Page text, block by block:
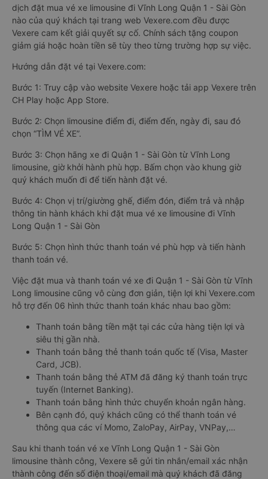
dịch đặt mua vé xe limousine đi Vĩnh Long Quận 1 - Sài Gòn
nào của quý khách tại trang web Vexere.com đều được
Vexere cam kết giải quyết sự cố. Chính sách tặng coupon
giảm giá hoặc hoàn tiền sẽ tùy theo từng trường hợp sự việc.
Hướng dẫn đặt vé tại Vexere.com:
Bước 1: Truy cập vào website Vexere hoặc tải app Vexere trên
CH Play hoặc App Store.
Bước 2: Chọn limousine điểm đi, điểm đến, ngày đi, sau đó
chọn “TÌM VÉ XE”.
Bước 3: Chọn hãng xe đi Quận 1 - Sài Gòn từ Vĩnh Long
limousine, giờ khởi hành phù hợp. Bấm chọn vào khung giờ
quý khách muốn đi để tiến hành đặt vé.
Bước 4: Chọn vị trí/giường ghế, điểm đón, điểm trả và nhập
thông tin hành khách khi đặt mua vé xe limousine đi Vĩnh
Long Quận 1 - Sài Gòn
Bước 5: Chọn hình thức thanh toán vé phù hợp và tiến hành
thanh toán vé.
Việc đặt mua và thanh toán vé xe đi Quận 1 - Sài Gòn từ Vĩnh
Long limousine cũng vô cùng đơn giản, tiện lợi khi Vexere.com
hỗ trợ đến 06 hình thức thanh toán khác nhau bao gồm:
Thanh toán bằng tiền mặt tại các cửa hàng tiện lợi và
siêu thị gần nhà.
Thanh toán bằng thẻ thanh toán quốc tế (Visa, Master
Card, JCB).
Thanh toán bằng thẻ ATM đã đăng ký thanh toán trực
tuyến (Internet Banking).
Thanh toán bằng hình thức chuyển khoản ngân hàng.
Bên cạnh đó, quý khách cũng có thể thanh toán vé
thông qua các ví Momo, ZaloPay, AirPay, VNPay,…
Sau khi thanh toán vé xe Vĩnh Long Quận 1 - Sài Gòn
limousine thành công, Vexere sẽ gửi tin nhắn/email xác nhận
thành công đến số điện thoại/email mà quý khách đã đăng